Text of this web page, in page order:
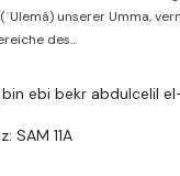
unserer Umma,
des...
ebi bekr abdulcelil
SAM 11A